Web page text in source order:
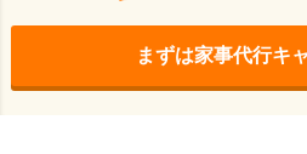
まずは家事代行キ